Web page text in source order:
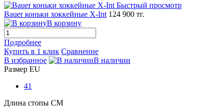
Быстрый просмотр
Bauer коньки хоккейные X-Int 124 900 тг.
В корзину
Подробнее
Купить в 1 клик Сравнение
В избранное
В наличии
Размер EU
41
Длина стопы CM